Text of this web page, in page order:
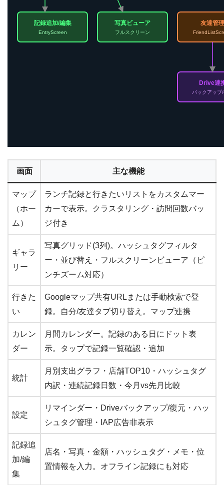
記録追加/編集
EntryScreen
写真ビューア
フルスクリーン
友達管
Drive連
バックアップ
画面 主な機能
マップ
（ホー
ム）
ランチ記録と行きたいリストをカスタムマー
カーで表示。クラスタリング・訪問回数バッ
ジ付き
ギャラ
リー
写真グリッド(3列)。ハッシュタグフィルタ
ー・並び替え・フルスクリーンビューア（ピ
ンチズーム対応）
行きた
い
Googleマップ共有URLまたは手動検索で登
録。自分/友達タブ切り替え。マップ連携
カレン
ダー
月間カレンダー。記録のある日にドット表
示。タップで記録一覧確認・追加
統計
月別支出グラフ・店舗TOP10・ハッシュタグ
内訳・連続記録日数・今月vs先月比較
設定
リマインダー・Driveバックアップ/復元・ハッ
シュタグ管理・IAP広告非表示
記録追
加/編
集
店名・写真・金額・ハッシュタグ・メモ・位
置情報を入力。オフライン記録にも対応